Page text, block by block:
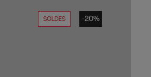
SOLDES -20%